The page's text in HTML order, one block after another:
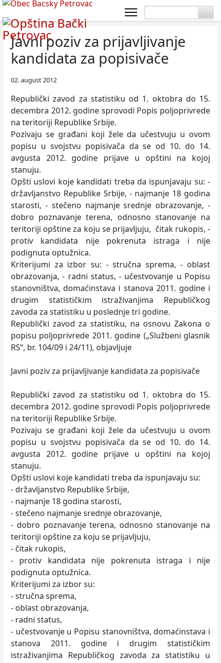
Javni poziv za prijavljivanje
kandidata za popisivače
02. august 2012
Republički zavod za statistiku od 1. oktobra do 15.
decembra 2012. godine sprovodi Popis poljoprivrede
na teritoriji Republike Srbije.
Pozivaju se građani koji žele da učestvuju u ovom
popisu u svojstvu popisivača da se od 10. do 14.
avgusta 2012. godine prijave u opštini na kojoj
stanuju.
Opšti uslovi koje kandidati treba da ispunjavaju su: -
državljanstvo Republike Srbije, - najmanje 18 godina
starosti, - stečeno najmanje srednje obrazovanje, -
dobro poznavanje terena, odnosno stanovanje na
teritoriji opštine za koju se prijavljuju, čitak rukopis, -
protiv kandidata nije pokrenuta istraga i nije
podignuta optužnica.
Kriterijumi za izbor su: - stručna sprema, - oblast
obrazovanja, - radni status, - učestvovanje u Popisu
stanovništva, domaćinstava i stanova 2011. godine i
drugim statističkim istraživanjima Republičkog
zavoda za statistiku u poslednje tri godine.
Republički zavod za statistiku, na osnovu Zakona o
popisu poljoprivrede 2011. godine („Službeni glasnik
RS“, br. 104/09 i 24/11), objavljuje
Javni poziv za prijavljivanje kandidata za popisivače
Republički zavod za statistiku od 1. oktobra do 15.
decembra 2012. godine sprovodi Popis poljoprivrede
na teritoriji Republike Srbije.
Pozivaju se građani koji žele da učestvuju u ovom
popisu u svojstvu popisivača da se od 10. do 14.
avgusta 2012. godine prijave u opštini na kojoj
stanuju.
Opšti uslovi koje kandidati treba da ispunjavaju su:
- državljanstvo Republike Srbije,
- najmanje 18 godina starosti,
- stečeno najmanje srednje obrazovanje,
- dobro poznavanje terena, odnosno stanovanje na
teritoriji opštine za koju se prijavljuju,
- čitak rukopis,
- protiv kandidata nije pokrenuta istraga i nije
podignuta optužnica.
Kriterijumi za izbor su:
- stručna sprema,
- oblast obrazovanja,
- radni status,
- učestvovanje u Popisu stanovništva, domaćinstava i
stanova 2011. godine i drugim statističkim
istraživanjima Republičkog zavoda za statistiku u